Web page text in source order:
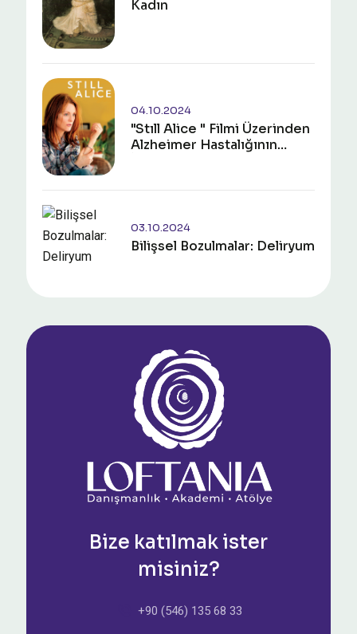
Kadın
04.10.2024
"Stıll Alice " Filmi Üzerinden
Alzheimer Hastalığının
03.10.2024
Bilişsel Bozulmalar: Deliryum
Bize katılmak ister
misiniz?
+90 (546) 135 68 33